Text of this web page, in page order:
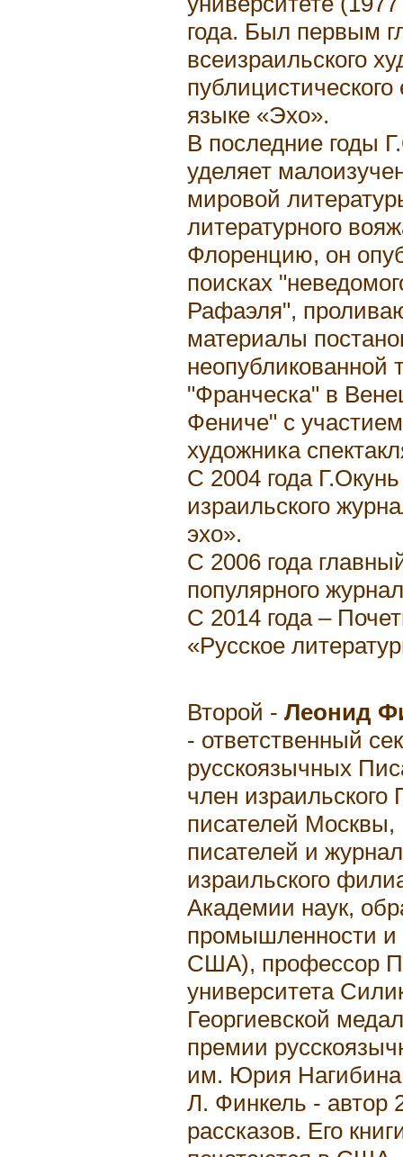
года. Был первым
всеизраильского
языке «Эхо».
В последние годы
уделяет
мировой
литературного
Флоренцию, он
поисках
Рафаэля",
материалы
неопубликованной
"Франческа" в
Фениче" с
художника
С 2004 года
израильского
эхо».
С 2006 года
популярного
С 2014 года –
«Русское
Второй - Леонид
- ответственный
русскоязычных
член
писателей
писателей и
израильского
Академии наук,
промышленности и
США), профессор
университета
Георгиевской
премии
им. Юрия
Л. Финкель - автор
рассказов. Его